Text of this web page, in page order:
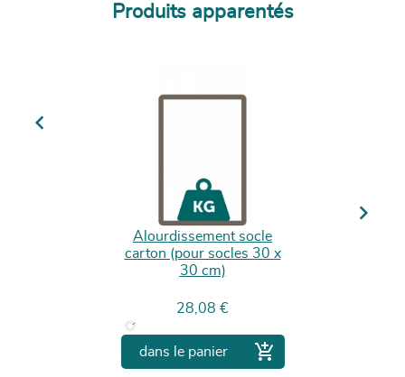
Produits apparentés
Previous
Alourdissement socle
carton (pour socles 30 x
30 cm)
Prix
28,08 €
dans le panier 
Next